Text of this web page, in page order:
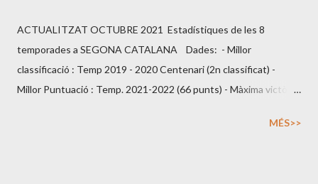
ACTUALITZAT OCTUBRE 2021 Estadístiques de les 8
temporades a SEGONA CATALANA Dades: - Millor
classificació : Temp 2019 - 2020 Centenari (2n classificat) -
Millor Puntuació : Temp. 2021-2022 (66 punts) - Màxima victòria
: Fundació Grama 5 - Sant Pol 0 (Temp 16/17 j6) - Partit amb més
MÉS>>